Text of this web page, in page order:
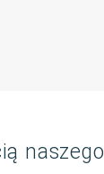
naszego